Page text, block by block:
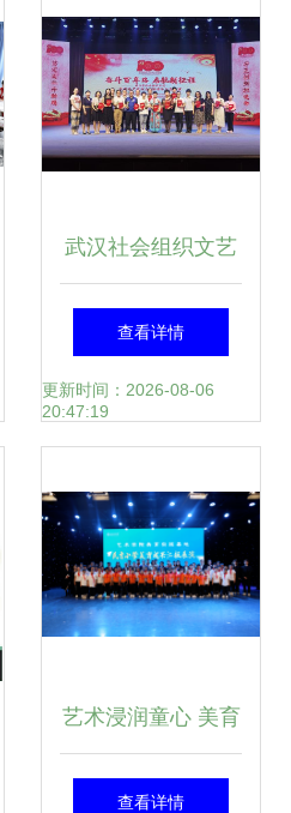
武汉社会组织文艺
汇演庆祝建党百年
组织文化艺术交流
查看详情
更新时间：2026-08-06
20:47:19
艺术浸润童心 美育
架起桥梁——民吉
查看详情